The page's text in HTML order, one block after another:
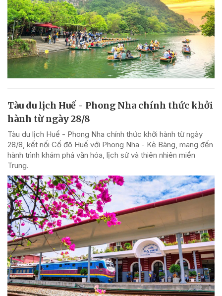
Tàu du lịch Huế - Phong Nha chính thức khởi
hành từ ngày 28/8
Tàu du lịch Huế - Phong Nha chính thức khởi hành từ ngày
28/8, kết nối Cố đô Huế với Phong Nha - Kẻ Bàng, mang đến
hành trình khám phá văn hóa, lịch sử và thiên nhiên miền
Trung.